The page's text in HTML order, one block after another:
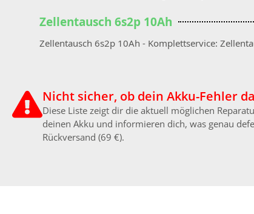
Zellentausch 6s2p 10Ah
Zellentausch 6s2p 10Ah - Komplettservice:
Nicht sicher, ob dein Akku-Fehler
Diese Liste zeigt dir die aktuell möglichen
deinen Akku und informieren dich, was genau
Rückversand (69 €).